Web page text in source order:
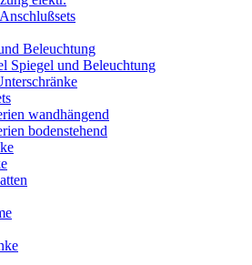
Beleuchtung
Spiegel und Beleuchtung
wandhängend
bodenstehend